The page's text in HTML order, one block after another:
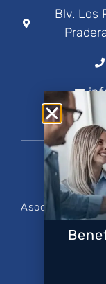
Blv. Los
Asociación
Sitio web